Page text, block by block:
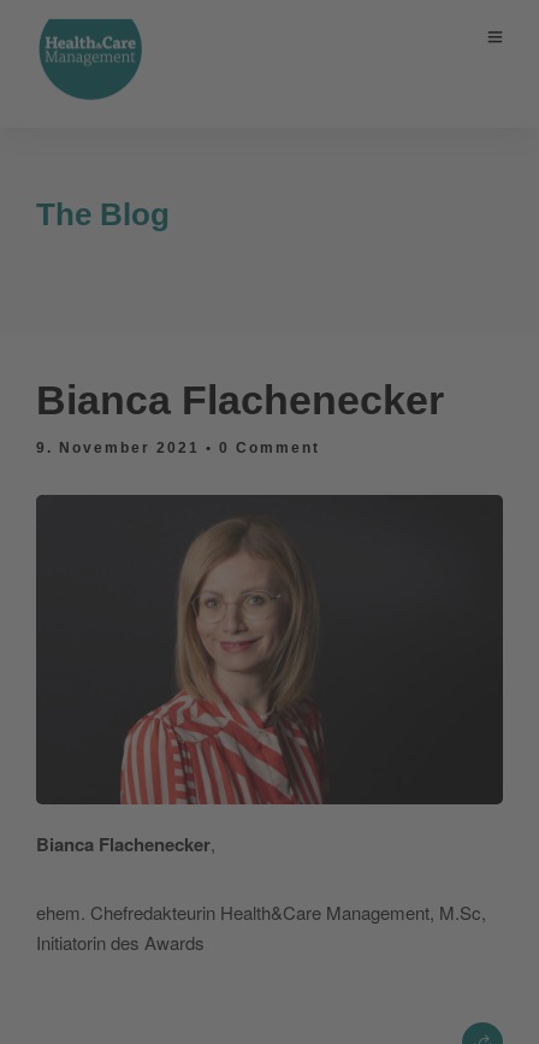
The Blog
Bianca Flachenecker
9. November 2021 • 0 Comment
Bianca Flachenecker,
ehem. Chefredakteurin Health&Care Management, M.Sc,
Initiatorin des Awards